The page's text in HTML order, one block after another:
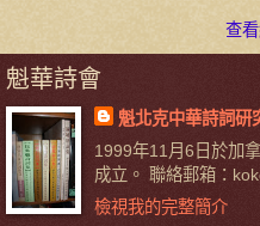
查
魁華詩會
魁北克中華詩詞研
1999年11月6日於加
成立。 聯絡郵箱：
檢視我的完整簡介